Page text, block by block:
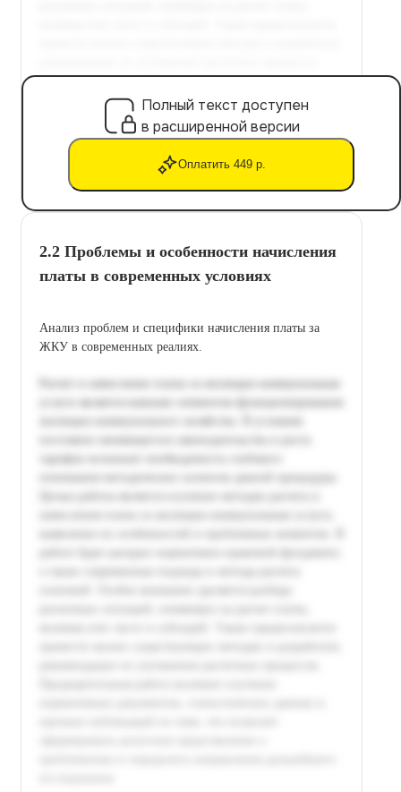
Полный текст доступен
в расширенной версии
Оплатить 449 р.
2.2 Проблемы и особенности начисления
платы в современных условиях
Анализ проблем и специфики начисления платы за
ЖКУ в современных реалиях.